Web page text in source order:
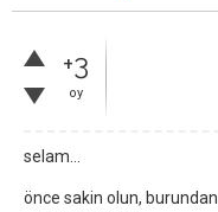
+3
oy
selam...
önce sakin olun,